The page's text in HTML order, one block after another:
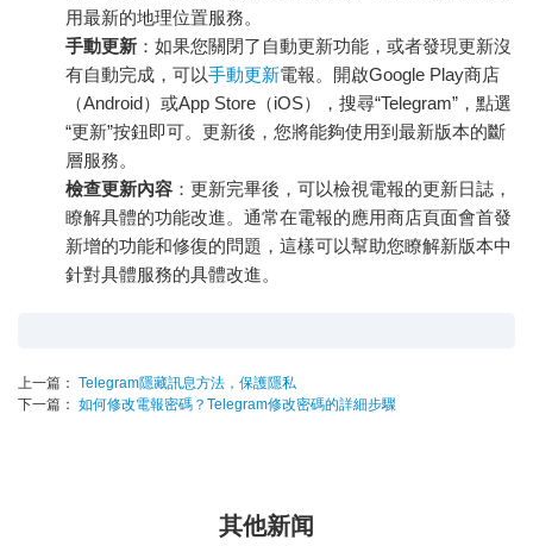
用最新的地理位置服務。
手動更新 ：如果您關閉了自動更新功能，或者發現更新沒
有自動完成，可以手動更新電報。開啟Goog​​le Play商店
（Android）或App Store（iOS），搜尋“Telegram”，點選
“更新”按鈕即可。更新後，您將能夠使用到最新版本的斷
層服務。
檢查更新內容 ：更新完畢後，可以檢視電報的更新日誌，
瞭解具體的功能改進。通常在電報的應用商店頁面會首發
新增的功能和修復的問題，這樣可以幫助您瞭解新版本中
針對具體服務的具體改進。
上一篇： Telegram隱藏訊息方法，保護隱私
下一篇： 如何修改電報密碼？Telegram修改密碼的詳細步驟
其他新闻